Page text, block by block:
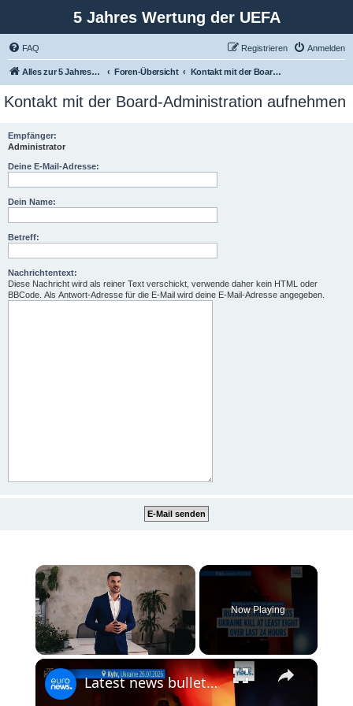
5 Jahres Wertung der UEFA
FAQ Anmelden
Registrieren
Alles zur 5 Jahreswertung / Tabelle der UEFA mit vielen Statistiken. Foren-Übersicht Kontakt mit der Board-Administration aufnehmen
Kontakt mit der Board-Administration aufnehmen
Empfänger:
Administrator
Deine E-Mail-Adresse:
Dein Name:
Betreff:
Nachrichtentext:
Diese Nachricht wird als reiner Text verschickt, verwende daher kein HTML oder
BBCode. Als Antwort-Adresse für die E-Mail wird deine E-Mail-Adresse angegeben.
×
Now Playing
×
Latest news bulletin | July 27th, 2026 – Morning